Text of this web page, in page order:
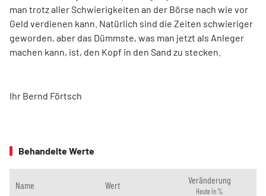
man trotz aller Schwierigkeiten an der Börse nach wie vor
Geld verdienen kann. Natürlich sind die Zeiten schwieriger
geworden, aber das Dümmste, was man jetzt als Anleger
machen kann, ist, den Kopf in den Sand zu stecken.
Ihr Bernd Förtsch
Behandelte Werte
Name Wert Veränderung
Heute in %